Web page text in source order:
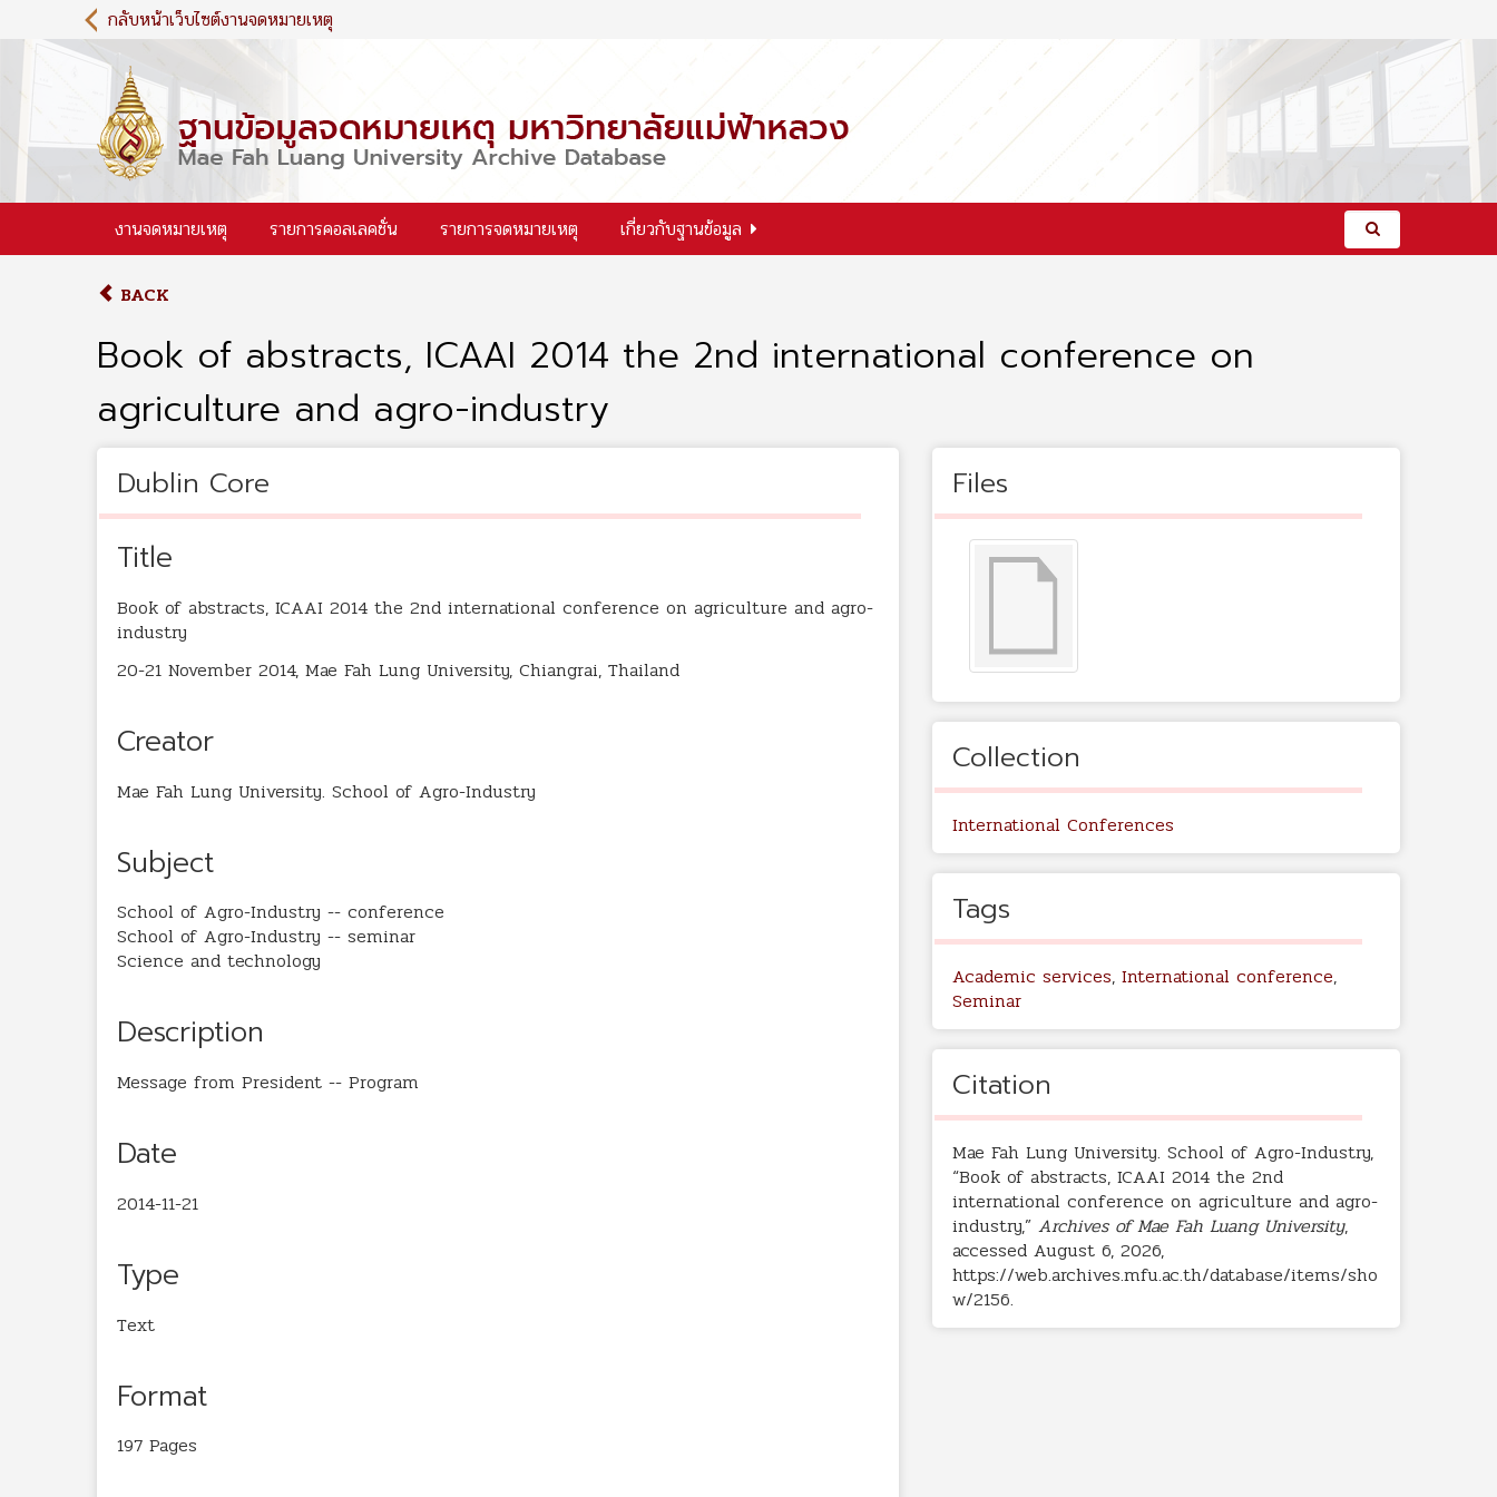
i
c
กลับหน้าเว็บไซต์งานจดหมายเหตุ
งานจดหมายเหตุ รายการคอลเลคชั่น รายการจดหมายเหตุ เกี่ยวกับฐานข้อมูล
BACK
Book of abstracts, ICAAI 2014 the 2nd international conference on
agriculture and agro-industry
Dublin Core
Title
Book of abstracts, ICAAI 2014 the 2nd international conference on agriculture and agro-
industry
20-21 November 2014, Mae Fah Lung University, Chiangrai, Thailand
Creator
Mae Fah Lung University. School of Agro-Industry
Subject
School of Agro-Industry -- conference
School of Agro-Industry -- seminar
Science and technology
Description
Message from President -- Program
Date
2014-11-21
Type
Text
Format
197 Pages
Files
Collection
International Conferences
Tags
Academic services, International conference,
Seminar
Citation
Mae Fah Lung University. School of Agro-Industry,
“Book of abstracts, ICAAI 2014 the 2nd
international conference on agriculture and agro-
industry,” Archives of Mae Fah Luang University,
accessed August 6, 2026,
https://web.archives.mfu.ac.th/database/items/sho
w/2156.